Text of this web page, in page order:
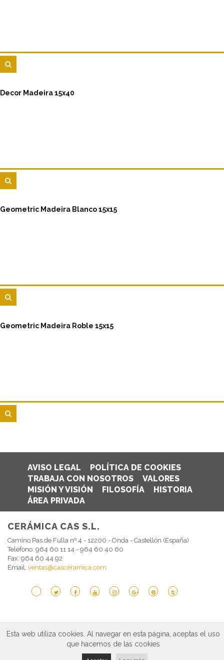
Decor Madeira 15x40
Geometric Madeira Blanco 15x15
Geometric Madeira Roble 15x15
AVISO LEGAL
POLÍTICA DE COOKIES
TRABAJA CON NOSOTROS
VALORES
MISIÓN Y VISIÓN
FILOSOFÍA
HISTORIA
ÁREA PRIVADA
CERÁMICA CAS S.L.
Camino Pas de Fulla nº 4 - 12200 - Onda - Castellón (España)
Teléfono: 964 60 11 14 - 964 60 40 60
Fax: 964 60 44 92
Email: ventas@casceramica.com
Esta web utiliza cookies. Al navegar en esta página, aceptas el uso
que hacemos de las cookies